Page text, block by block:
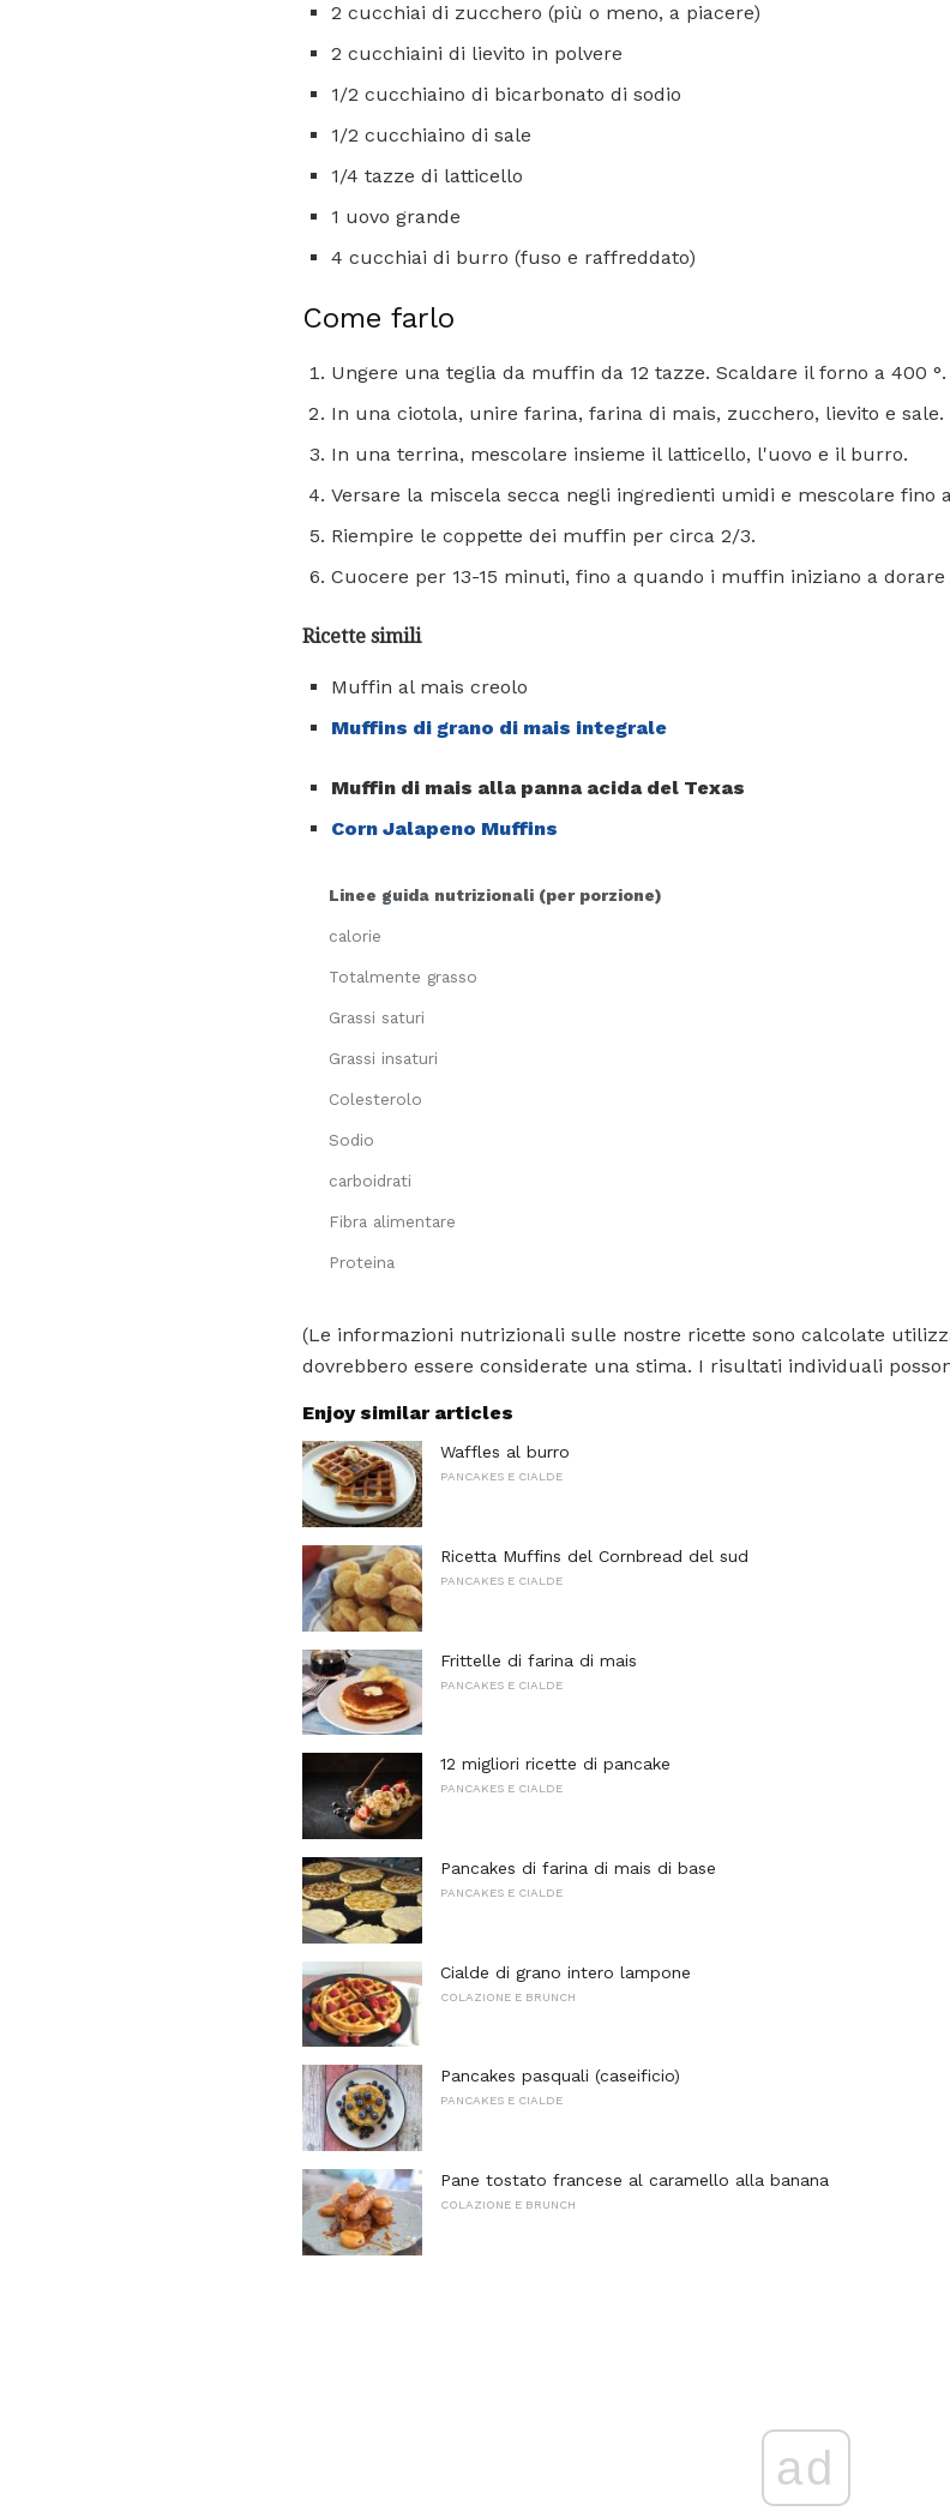
2 cucchiai di zucchero (più o meno, a piacere)
2 cucchiaini di lievito in polvere
1/2 cucchiaino di bicarbonato di sodio
1/2 cucchiaino di sale
1/4 tazze di latticello
1 uovo grande
4 cucchiai di burro (fuso e raffreddato)
Come farlo
Ungere una teglia da muffin da 12 tazze. Scaldare il forno a 400 °.
In una ciotola, unire farina, farina di mais, zucchero, lievito e sale.
In una terrina, mescolare insieme il latticello, l'uovo e il burro.
Versare la miscela secca negli ingredienti umidi e mescolare fino
Riempire le coppette dei muffin per circa 2/3.
Cuocere per 13-15 minuti, fino a quando i muffin iniziano a dorare
Ricette simili
Muffin al mais creolo
Muffins di grano di mais integrale
Muffin di mais alla panna acida del Texas
Corn Jalapeno Muffins
Linee guida nutrizionali (per porzione)
calorie
Totalmente grasso
Grassi saturi
Grassi insaturi
Colesterolo
Sodio
carboidrati
Fibra alimentare
Proteina
(Le informazioni nutrizionali sulle nostre ricette sono calcolate
dovrebbero essere considerate una stima. I risultati individuali
Enjoy similar articles
Waffles al burro
PANCAKES E CIALDE
Ricetta Muffins del Cornbread del sud
PANCAKES E CIALDE
Frittelle di farina di mais
PANCAKES E CIALDE
12 migliori ricette di pancake
PANCAKES E CIALDE
Pancakes di farina di mais di base
PANCAKES E CIALDE
Cialde di grano intero lampone
COLAZIONE E BRUNCH
Pancakes pasquali (caseificio)
PANCAKES E CIALDE
Pane tostato francese al caramello alla banana
COLAZIONE E BRUNCH
ad